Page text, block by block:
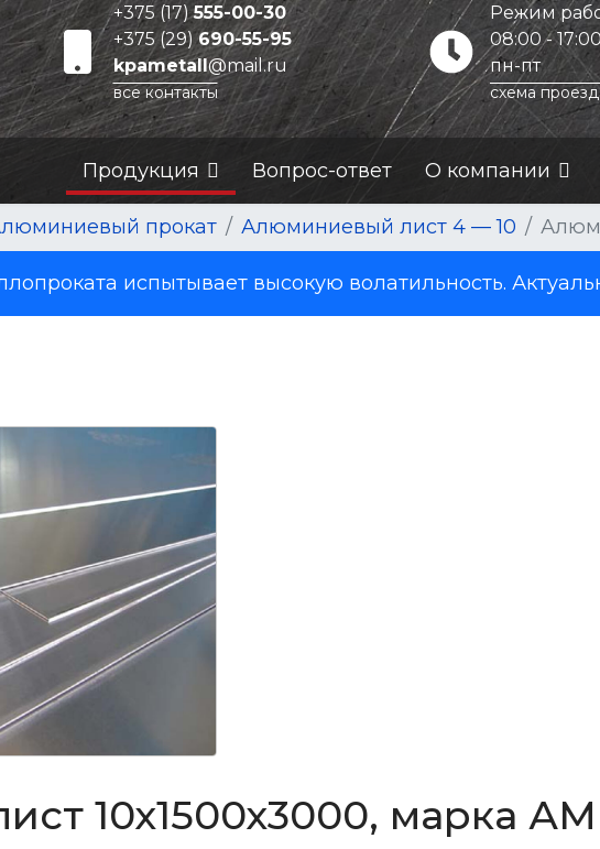
+375 (17)555-00-30
+375 (29)690-55-95
kpametall@mail.ru
все контакты
Режим
08:00 -
пн-пт
схема
Продукция Вопрос-ответ О компании
прокат Алюминиевый лист 4 — 10
испытывает высокую волатильность.
10х1500х3000, марка